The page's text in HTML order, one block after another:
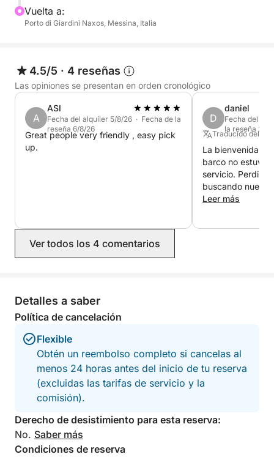
Vuelta a:
Porto di Giardini Naxos, Messina, Italia
4.5/5 · 4 reseñas
Las opiniones se presentan en orden cronológico
A
ASI
Fecha del alquiler 5/8/26 · Fecha de la
reseña 6/8/26
Great people very friendly , easy pick
up.
D
daniel
Fecha del
la reseña 23/
Traducido del
La bienvenida y
barco no
servicio. Perdimos mucho tiempo
buscando
del personal. El registro fue
Leer más
Ver todos los 4 comentarios
Detalles a saber
Política de cancelación
Flexible
Obtén un reembolso completo si cancelas al
menos 24 horas antes del inicio de tu reserva
(excluidas las tarifas de servicio y la
comisión).
Derecho de desistimiento para esta reserva:
No. Saber más
Condiciones de reserva